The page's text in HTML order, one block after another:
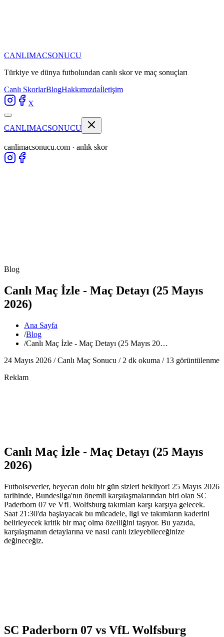
CANLIMACSONUCU
Türkiye ve dünya futbolundan canlı skor ve maç sonuçları
Canlı SkorlarBlogHakkımızdaİletişim
X
CANLIMACSONUCU
canlimacsonucu.com · anlık skor
Blog
Canlı Maç İzle - Maç Detayı (25 Mayıs
2026)
Ana Sayfa
/Blog
/Canlı Maç İzle - Maç Detayı (25 Mayıs 20…
24 Mayıs 2026 /Canlı Maç Sonucu / 2 dk okuma / 13 görüntülenme
Reklam
Canlı Maç İzle - Maç Detayı (25 Mayıs
2026)
Futbolseverler, heyecan dolu bir gün sizleri bekliyor! 25 Mayıs 2026
tarihinde, Bundesliga'nın önemli karşılaşmalarından biri olan SC
Paderborn 07 ve VfL Wolfsburg takımları karşı karşıya gelecek.
Saat 21:30'da başlayacak bu mücadele, ligi ve takımların kaderini
belirleyecek kritik bir maç olma özelliğini taşıyor. Bu yazıda,
karşılaşmanın detaylarına ve nasıl canlı izleyebileceğinize
değineceğiz.
SC Paderborn 07 vs VfL Wolfsburg